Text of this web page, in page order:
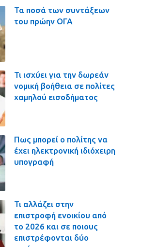
Τα ποσά των συντάξεων
του πρώην ΟΓΑ
Τι ισχύει για την δωρεάν
νομική βοήθεια σε πολίτες
χαμηλού εισοδήματος
Πως μπορεί ο πολίτης να
έχει ηλεκτρονική ιδιόχειρη
υπογραφή
Τι αλλάζει στην
επιστροφή ενοικίου από
το 2026 και σε ποιους
επιστρέφονται δύο